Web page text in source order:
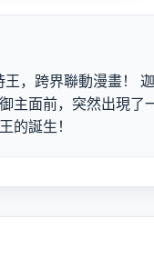
王，跨界聯動漫畫！
主面前，突然出現
的誕生！